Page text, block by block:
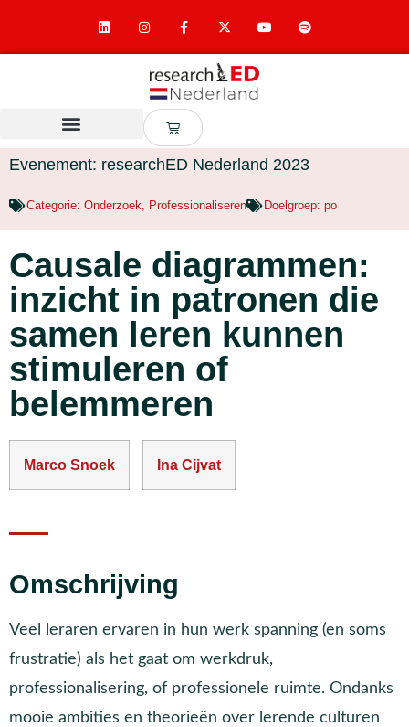
Evenement: researchED Nederland 2023
Categorie: Onderzoek Professionaliseren Doelgroep: po
Causale diagrammen:
inzicht in patronen die
samen leren kunnen
stimuleren of
belemmeren
Marco Snoek Ina Cijvat
Omschrijving
Veel leraren ervaren in hun werk spanning (en soms
frustratie) als het gaat om werkdruk,
professionalisering, of professionele ruimte. Ondanks
mooie ambities en theorieën over lerende culturen